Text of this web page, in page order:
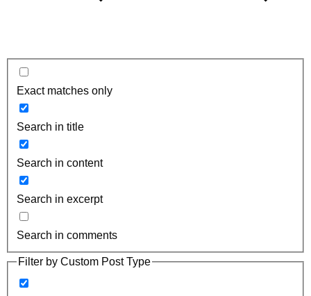
Exact matches only
Search in title
Search in content
Search in excerpt
Search in comments
Filter by Custom Post Type